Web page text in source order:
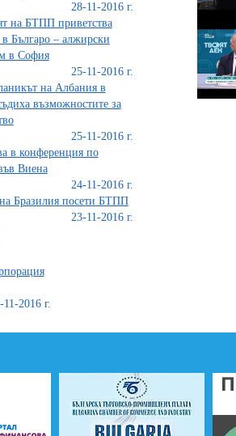
28-11-2016 г.
на БТПП приветства
в Българо – алжирски
в София
25-11-2016 г.
на Албания в
възможностите за
25-11-2016 г.
в конференция по
Виена
24-11-2016 г.
Бразилия посети БТПП
23-11-2016 г.
11-2016 г.